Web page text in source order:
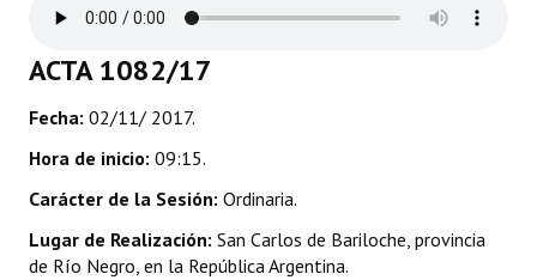
Actas de Sesión
Informes de Unidad Coordinadora
ACTA 1082/17
Fecha: 02/11/ 2017.
Hora de inicio: 09:15.
Carácter de la Sesión: Ordinaria.
Lugar de Realización: San Carlos de Bariloche, provincia
de Río Negro, en la República Argentina.